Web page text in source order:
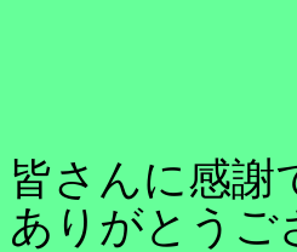
皆さんに感謝
ありがとうご